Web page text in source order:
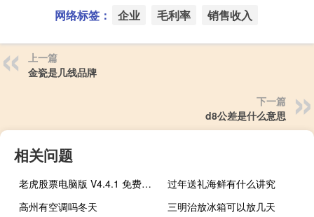
网络标签： 企业 毛利率 销售收入
上一篇
金瓷是几线品牌
下一篇
d8公差是什么意思
相关问题
老虎股票电脑版 V4.4.1 免费PC版（老虎股票电脑版 V4.4.1 免费PC版功能简介）
过年送礼海鲜有什么讲究
高州有空调吗冬天
三明治放冰箱可以放几天